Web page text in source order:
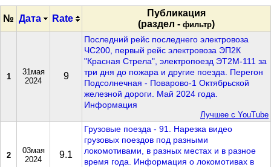
№ Дата Rate
Публикация
(раздел - фильтр)
1
31мая
2024
9
Последний рейс последнего электровоза
ЧС200, первый рейс электровоза ЭП2К
"Красная Стрела", электропоезд ЭТ2М-111 за
три дня до пожара и другие поезда. Перегон
Подсолнечная - Поварово-1 Октябрьской
железной дороги. Май 2024 года.
Информация
Лучшее с YouTube
2
03мая
2024
9.1
Грузовые поезда - 91. Нарезка видео
грузовых поездов под разными
локомотивами, в разных местах и в разное
время года. Информация о локомотивах в